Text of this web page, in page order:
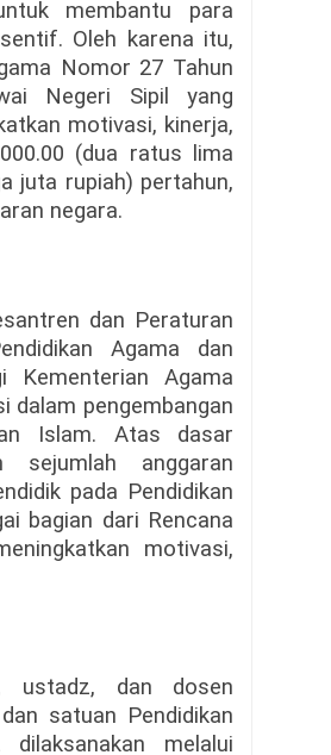
membantu para
Oleh karena itu,
Nomor 27 Tahun
Negeri Sipil yang
motivasi, kinerja,
(dua ratus lima
juta rupiah) pertahun,
negara.
dan Peraturan
Agama dan
Kementerian Agama
dalam pengembangan
Islam. Atas dasar
sejumlah anggaran
pada Pendidikan
bagian dari Rencana
motivasi,
ustadz, dan dosen
satuan Pendidikan
melalui